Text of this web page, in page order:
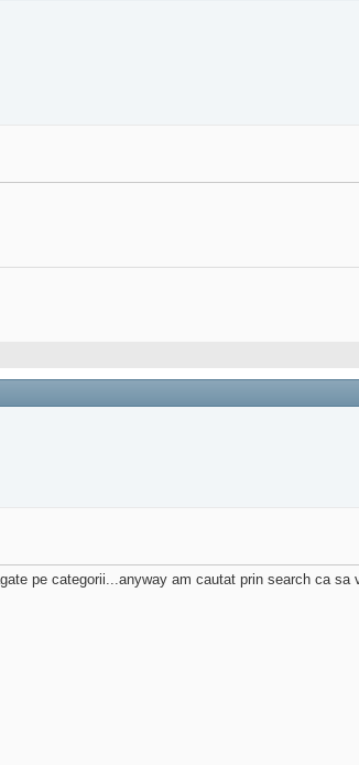
pe categorii...anyway am cautat prin search ca sa